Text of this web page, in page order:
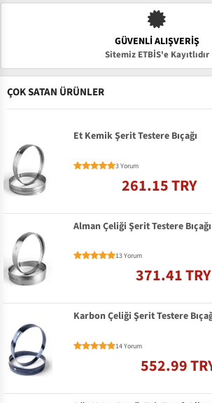
GÜVENLI ALIŞVERIŞ
Sitemiz ETBİS'e Kayıtlıdır
ÇOK SATAN ÜRÜNLER
Et Kemik Şerit Testere Bıçağı
3 Yorum
261.15 TRY
Alman Çeliği Şerit Testere Bıçağı
13 Yorum
371.41 TRY
Karbon Çeliği Şerit Testere
14 Yorum
552.99